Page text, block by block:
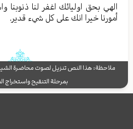
الهي بحق اوليائك اغفر لنا ذنوبنا
أمورنا خيرا انك على كل شيء قدير.
ملاحظة: هذا النص تنزيل لصوت محاضرة
بمرحلة التنقيح واستخراج